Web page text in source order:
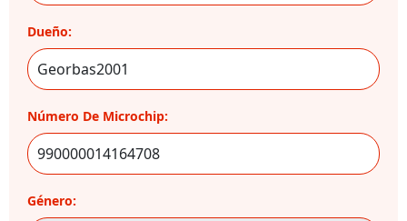
Dueño:
Número De Microchip:
Género: